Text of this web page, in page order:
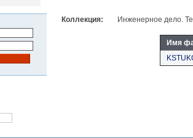
Коллекция: Инженерное дело.
Имя